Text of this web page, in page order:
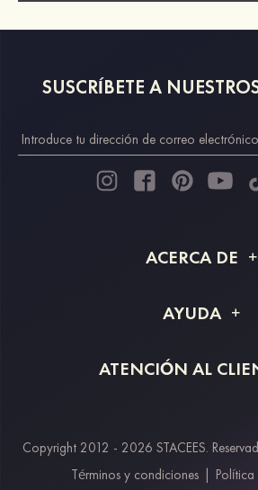
SUSCRÍBETE A
ACERCA DE
Información de envío
AYUDA
Devoluciones y
ATENCIÓN AL
Métodos de pago
Klarna
Copyright 2012 - 2026 STACEES.
Términos y condiciones |